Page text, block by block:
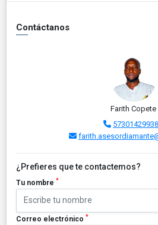
Contáctanos
Farith Copete
¿Prefieres que te contactemos?
Tu nombre *
Correo electrónico *